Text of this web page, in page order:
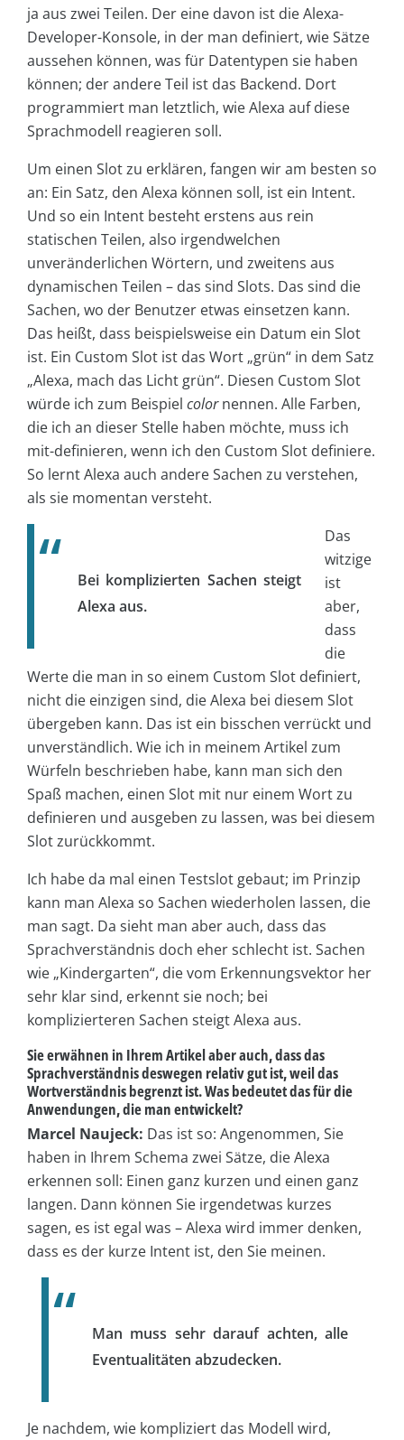
ja aus zwei Teilen. Der eine davon ist die Alexa-
Developer-Konsole, in der man definiert, wie Sätze
aussehen können, was für Datentypen sie haben
können; der andere Teil ist das Backend. Dort
programmiert man letztlich, wie Alexa auf diese
Sprachmodell reagieren soll.
Um einen Slot zu erklären, fangen wir am besten so
an: Ein Satz, den Alexa können soll, ist ein Intent.
Und so ein Intent besteht erstens aus rein
statischen Teilen, also irgendwelchen
unveränderlichen Wörtern, und zweitens aus
dynamischen Teilen – das sind Slots. Das sind die
Sachen, wo der Benutzer etwas einsetzen kann.
Das heißt, dass beispielsweise ein Datum ein Slot
ist. Ein Custom Slot ist das Wort „grün“ in dem Satz
„Alexa, mach das Licht grün“. Diesen Custom Slot
würde ich zum Beispiel colornennen. Alle Farben,
die ich an dieser Stelle haben möchte, muss ich
mit-definieren, wenn ich den Custom Slot definiere.
So lernt Alexa auch andere Sachen zu verstehen,
als sie momentan versteht.
Bei komplizierten Sachen steigt
Alexa aus.
Das
witzige
ist
aber,
dass
die
Werte die man in so einem Custom Slot definiert,
nicht die einzigen sind, die Alexa bei diesem Slot
übergeben kann. Das ist ein bisschen verrückt und
unverständlich. Wie ich in meinem Artikel zum
Würfeln beschrieben habe, kann man sich den
Spaß machen, einen Slot mit nur einem Wort zu
definieren und ausgeben zu lassen, was bei diesem
Slot zurückkommt.
Ich habe da mal einen Testslot gebaut; im Prinzip
kann man Alexa so Sachen wiederholen lassen, die
man sagt. Da sieht man aber auch, dass das
Sprachverständnis doch eher schlecht ist. Sachen
wie „Kindergarten“, die vom Erkennungsvektor her
sehr klar sind, erkennt sie noch; bei
komplizierteren Sachen steigt Alexa aus.
Sie erwähnen in Ihrem Artikel aber auch, dass das
Sprachverständnis deswegen relativ gut ist, weil das
Wortverständnis begrenzt ist. Was bedeutet das für die
Anwendungen, die man entwickelt?
Marcel Naujeck: Das ist so: Angenommen, Sie
haben in Ihrem Schema zwei Sätze, die Alexa
erkennen soll: Einen ganz kurzen und einen ganz
langen. Dann können Sie irgendetwas kurzes
sagen, es ist egal was – Alexa wird immer denken,
dass es der kurze Intent ist, den Sie meinen.
Man muss sehr darauf achten, alle
Eventualitäten abzudecken.
Je nachdem, wie kompliziert das Modell wird,